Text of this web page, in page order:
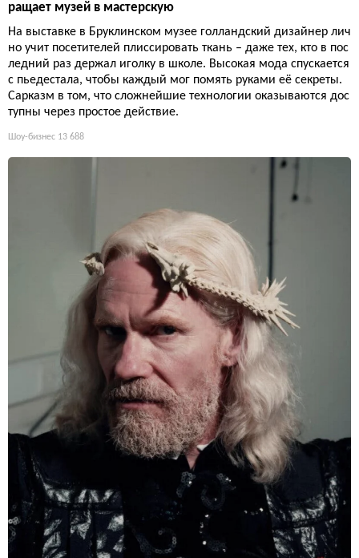
ращает музей в мастерскую
На выставке в Бруклинском музее голландский дизайнер лич
но учит посетителей плиссировать ткань – даже тех, кто в пос
ледний раз держал иголку в школе. Высокая мода спускается
с пьедестала, чтобы каждый мог помять руками её секреты.
Сарказм в том, что сложнейшие технологии оказываются дос
тупны через простое действие.
Шоу-бизнес 13 688